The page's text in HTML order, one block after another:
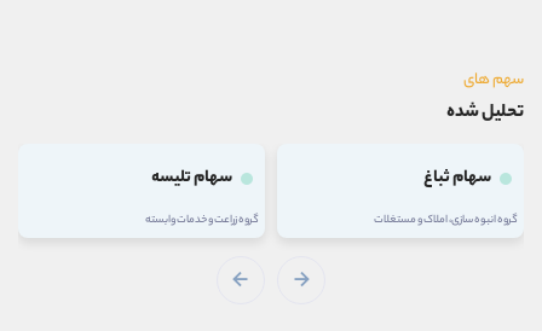
سهم های
تحلیل شده
سهام ثباغ
گروه انبوه سازی، املاک و مستغلات
سهام تلیسه
گروه زراعت و خدمات وابسته